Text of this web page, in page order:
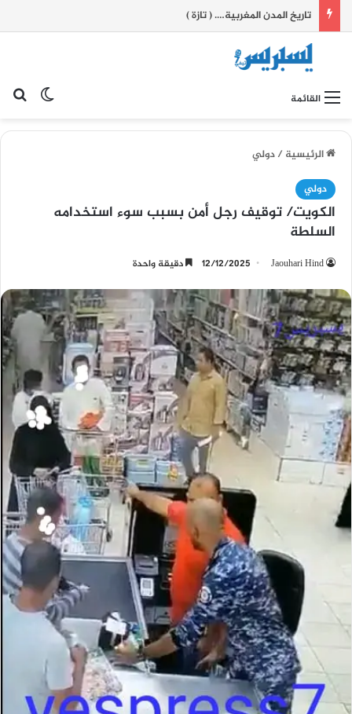
تاريخ المدن المغربية…. ( تازة )
القائمة
الرئيسية/دولي
دولي
الكويت/ توقيف رجل أمن بسبب سوء استخدامه
السلطة
Jaouhari Hind
12/12/2025 دقيقة واحدة